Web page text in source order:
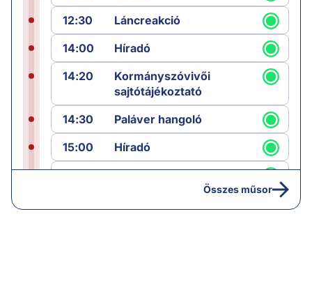
12:30
Láncreakció
14:00
Híradó
14:20
Kormányszóvivői
sajtótájékoztató
14:30
Paláver hangoló
15:00
Híradó
15:30
Paláver
Összes műsor